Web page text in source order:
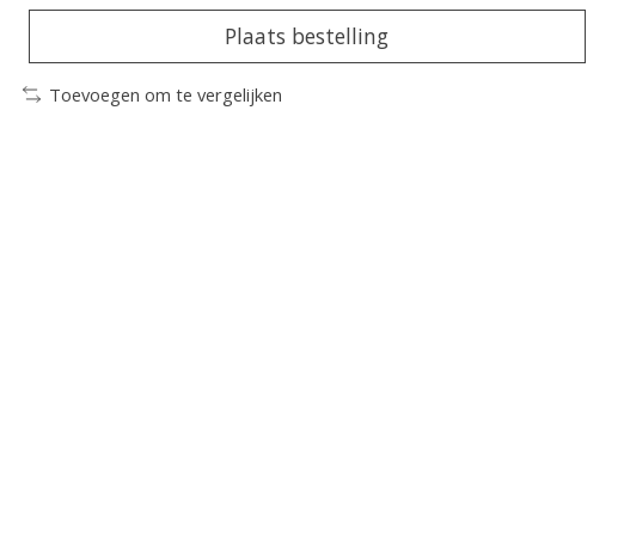
Plaats bestelling
Toevoegen om te vergelijken